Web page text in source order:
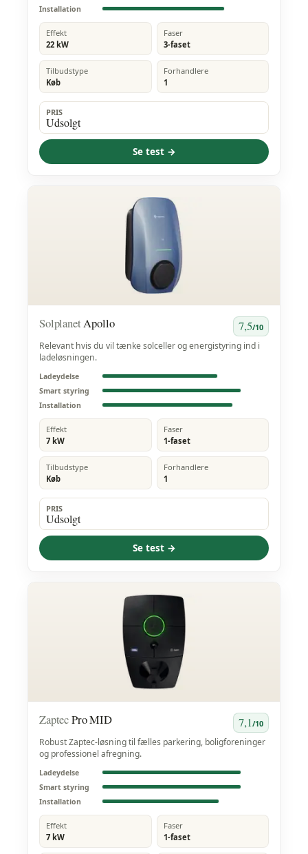
Installation
Effekt
22 kW
Faser
3-faset
Tilbudstype
Køb
Forhandlere
1
PRIS
Udsolgt
Se test →
Solplanet Apollo 7,5/10
Relevant hvis du vil tænke solceller og energistyring ind i
ladeløsningen.
Ladeydelse
Smart styring
Installation
Effekt
7 kW
Faser
1-faset
Tilbudstype
Køb
Forhandlere
1
PRIS
Udsolgt
Se test →
ZaptecPro MID 7,1 /10
Robust Zaptec-løsning til fælles parkering, boligforeninger
og professionel afregning.
Ladeydelse
Smart styring
Installation
Effekt
7 kW
Faser
1-faset